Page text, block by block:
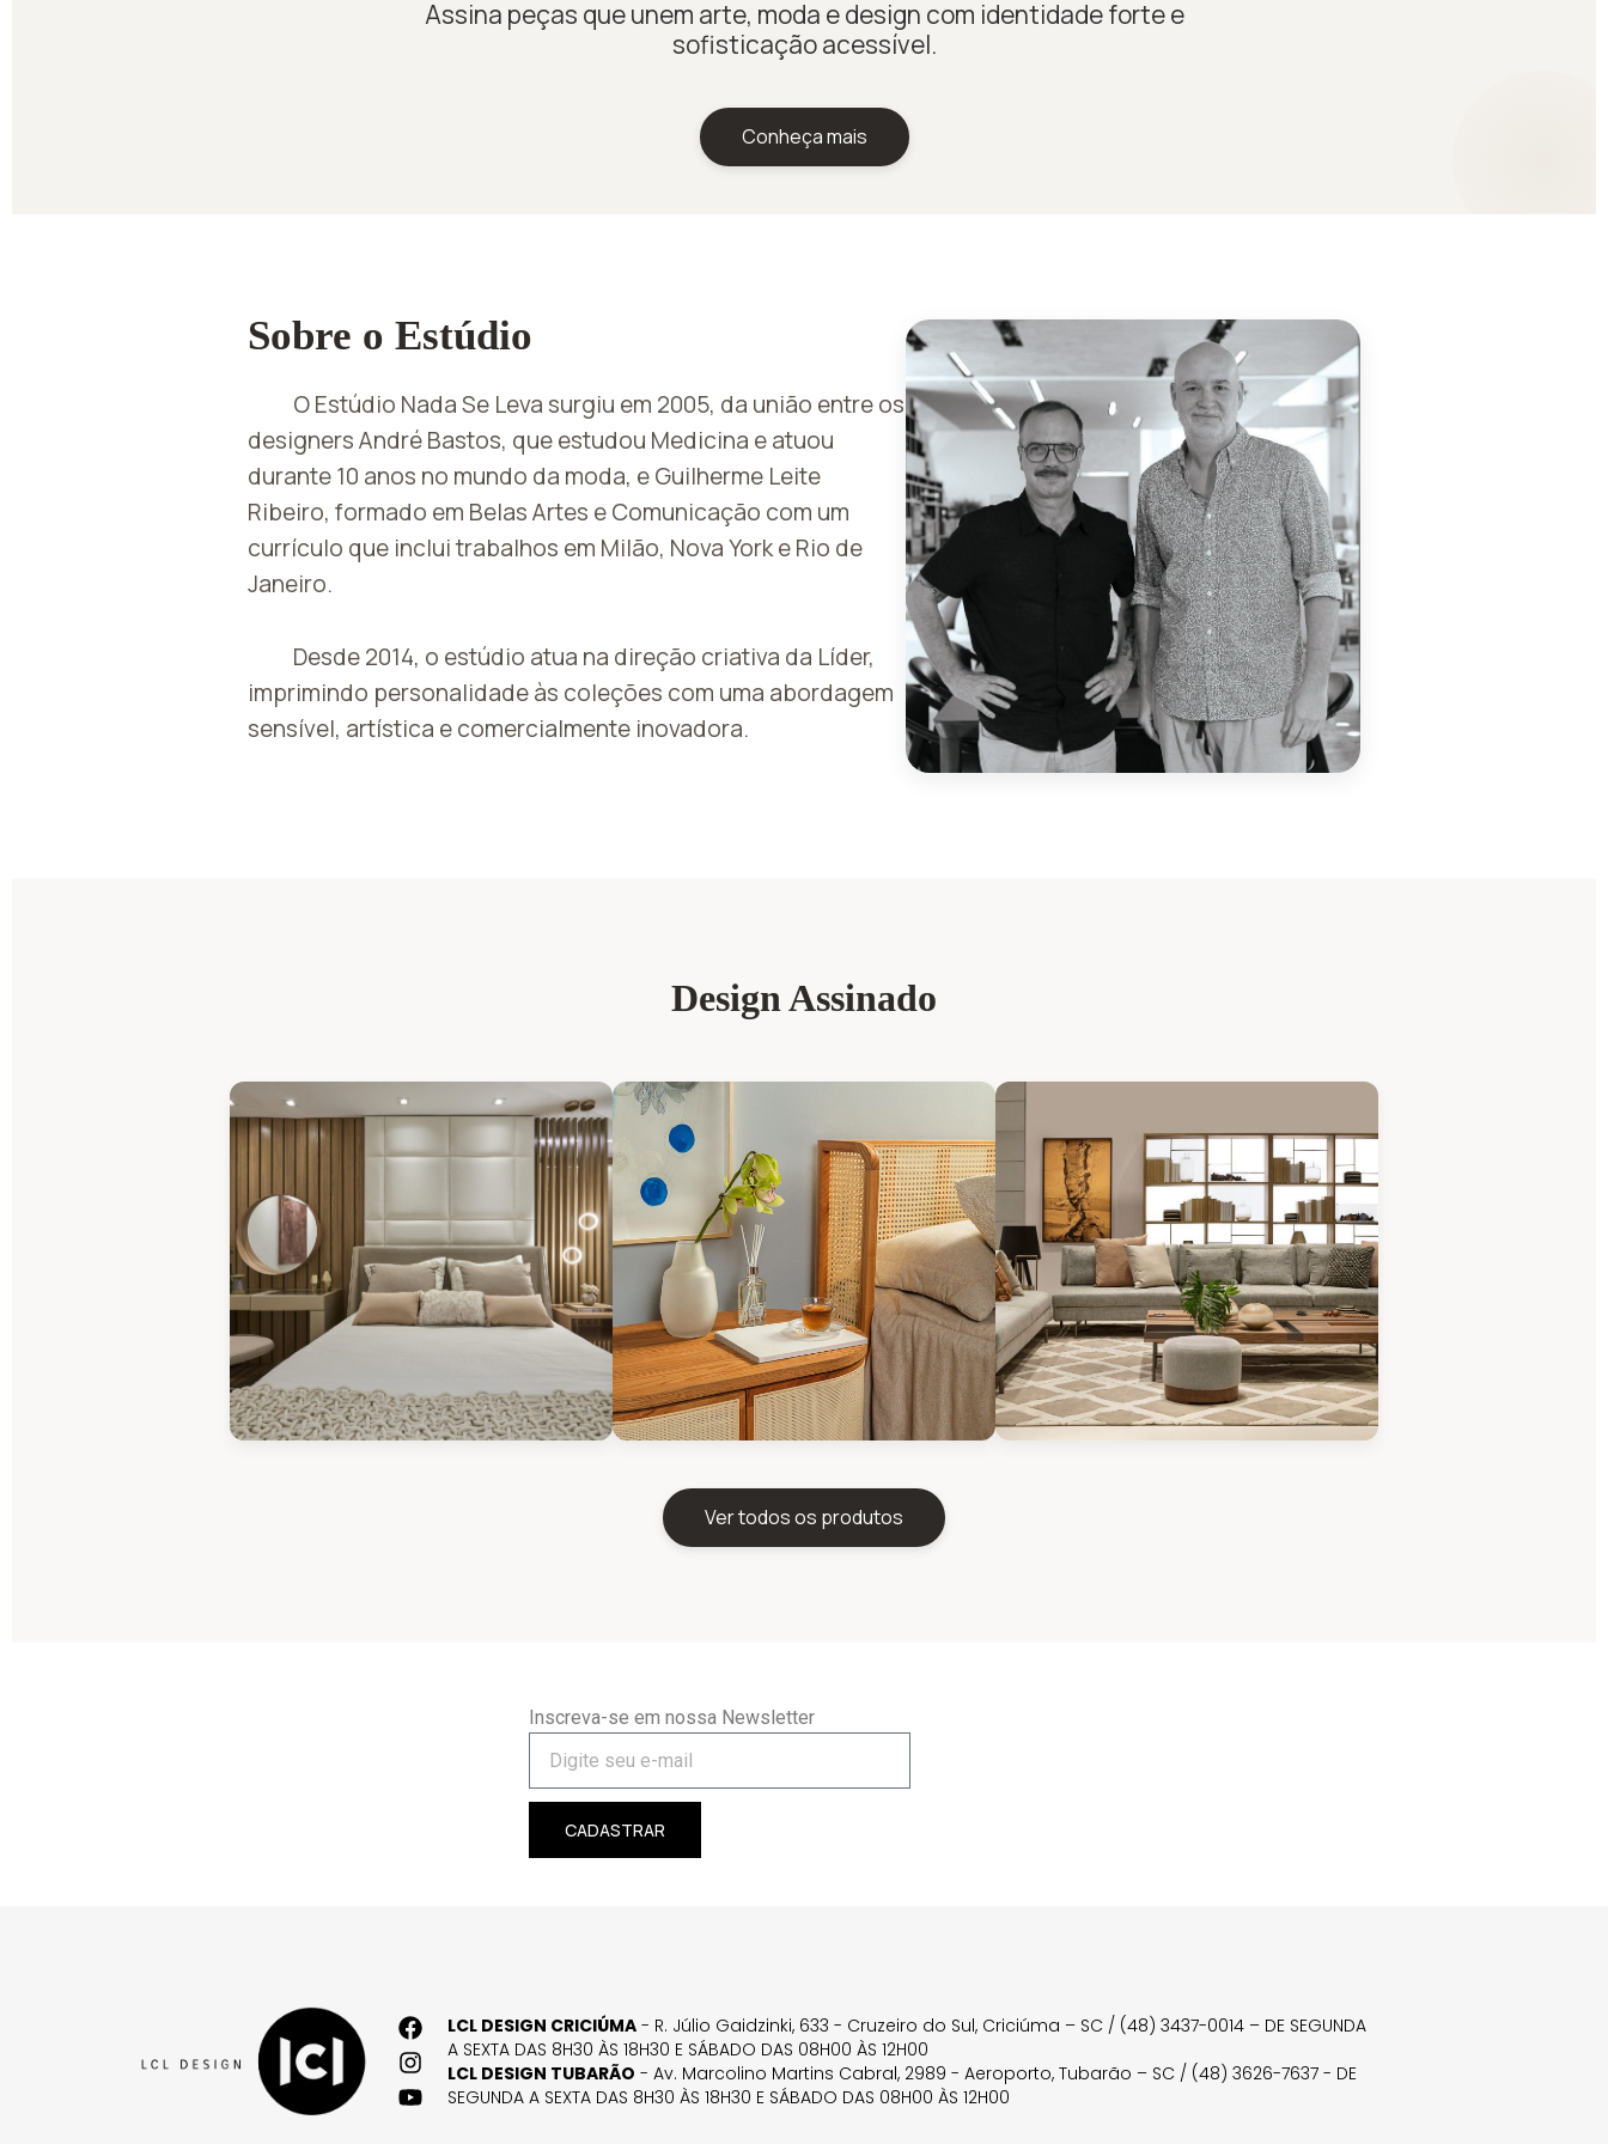
Assina peças que unem arte, moda e design com identidade forte e
sofisticação acessível.
Conheça mais
Sobre o Estúdio
O Estúdio Nada Se Leva surgiu em 2005, da união entre os
designers André Bastos, que estudou Medicina e atuou
durante 10 anos no mundo da moda, e Guilherme Leite
Ribeiro, formado em Belas Artes e Comunicação com um
currículo que inclui trabalhos em Milão, Nova York e Rio de
Janeiro.
Desde 2014, o estúdio atua na direção criativa da Líder,
imprimindo personalidade às coleções com uma abordagem
sensível, artística e comercialmente inovadora.
Design Assinado
Ver todos os produtos
Inscreva-se em nossa Newsletter
CADASTRAR
LCL DESIGN CRICIÚMA - R. Júlio Gaidzinki, 633 - Cruzeiro do Sul, Criciúma – SC / (48) 3437-0014 – DE SEGUNDA
A SEXTA DAS 8H30 ÀS 18H30 E SÁBADO DAS 08H00 ÀS 12H00
LCL DESIGN TUBARÃO - Av. Marcolino Martins Cabral, 2989 - Aeroporto, Tubarão – SC / (48) 3626-7637 - DE
SEGUNDA A SEXTA DAS 8H30 ÀS 18H30 E SÁBADO DAS 08H00 ÀS 12H00